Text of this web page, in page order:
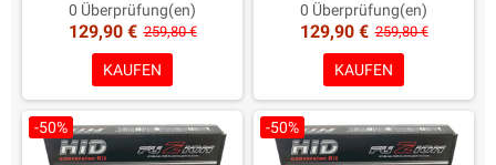
Richtlinien.
Garantie: Ein Leben
Färbung in der Wahl!
0 Überprüfung(en)
129,90 € 259,80 €
KAUFEN
Richtlinien.
Garantie: Ein Leben
Färbung in der Wahl!
0 Überprüfung(en)
129,90 € 259,80 €
KAUFEN
-50% -50%